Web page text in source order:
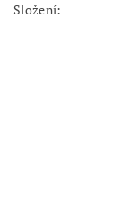
Složení: